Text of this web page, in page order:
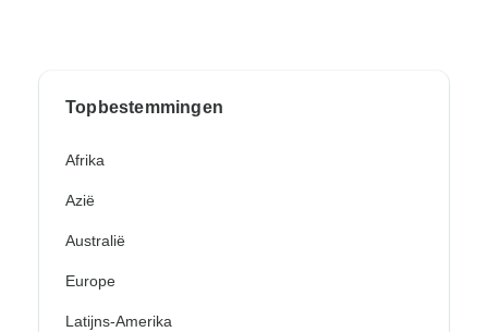
Topbestemmingen
Afrika
Azië
Australië
Europe
Latijns-Amerika